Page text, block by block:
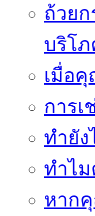
ถ้วย
บริโภ
เมื่อคุ
การเ
ทํายัง
ทำไม
หาก